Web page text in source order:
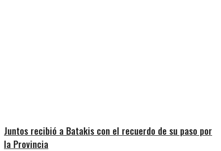
Juntos recibió a Batakis con el recuerdo de su paso por
la Provincia